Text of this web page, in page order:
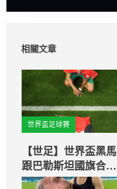
相關文章
世界盃足球賽
【世足】世界盃黑馬
跟巴勒斯坦國旗合照
表示力挺巴國！